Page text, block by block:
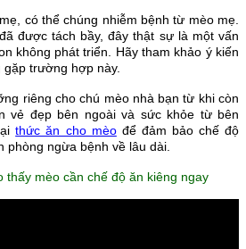
có thể chúng nhiễm bệnh từ mèo mẹ.
được tách bầy, đây thật sự là một vấn
không phát triển. Hãy tham khảo ý kiến
gặp trường hợp này.
riêng cho chú mèo nhà bạn từ khi còn
vẻ đẹp bên ngoài và sức khỏe từ bên
thức ăn cho mèođể đảm bảo chế độ
phòng ngừa bệnh về lâu dài.
thấy mèo cần chế độ ăn kiêng ngay